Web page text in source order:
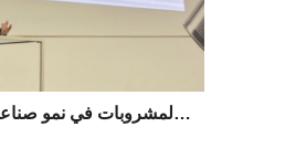
تساهم علب المشروبات في نمو صناعة التغليف المعدني